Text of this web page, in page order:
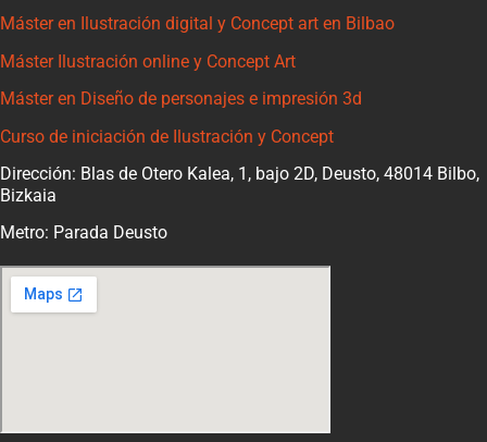
Máster en Ilustración digital y Concept art en Bilbao
Máster Ilustración online y Concept Art
Máster en Diseño de personajes e impresión 3d
Curso de iniciación de Ilustración y Concept
Dirección: Blas de Otero Kalea, 1, bajo 2D, Deusto, 48014 Bilbo,
Bizkaia
Metro: Parada Deusto